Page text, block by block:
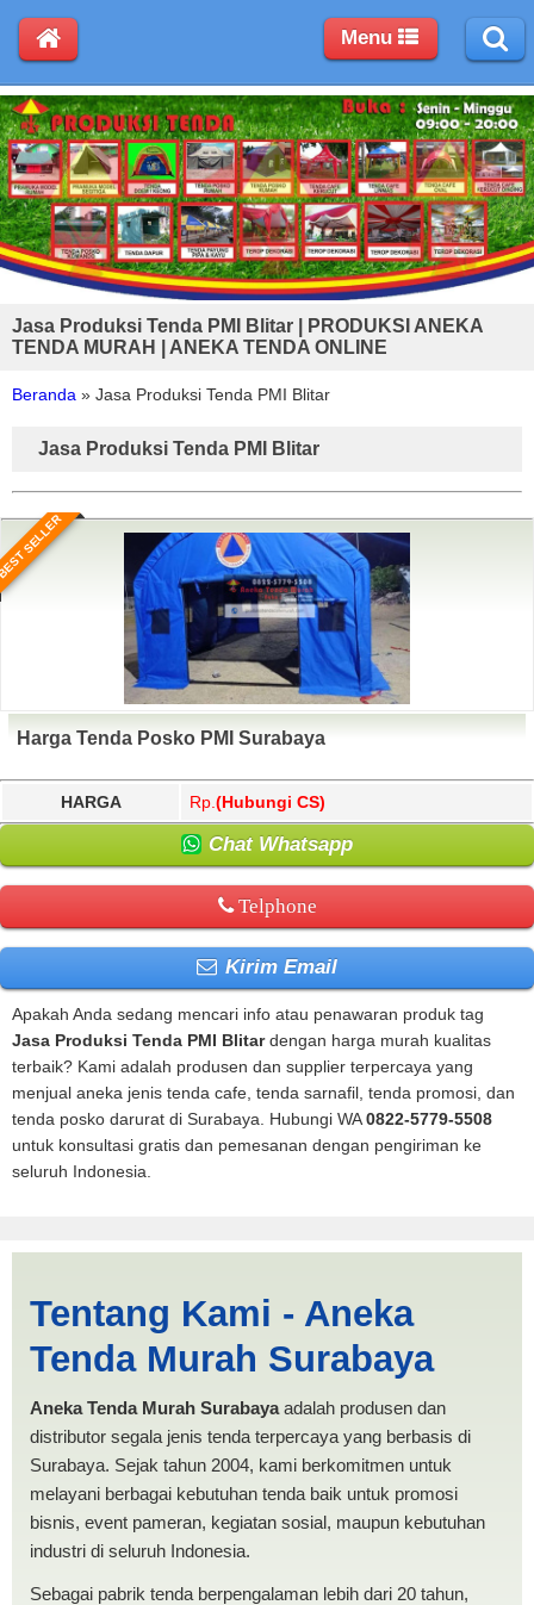
Jasa Produksi Tenda PMI Blitar | PRODUKSI ANEKA
TENDA MURAH | ANEKA TENDA ONLINE
Beranda » Jasa Produksi Tenda PMI Blitar
Jasa Produksi Tenda PMI Blitar
SELLER
Harga Tenda Posko PMI Surabaya
HARGA Rp. (Hubungi CS)
Chat Whatsapp
Telphone
Kirim Email
Apakah Anda sedang mencari info atau penawaran produk tag
Jasa Produksi Tenda PMI Blitardengan harga murah kualitas
terbaik? Kami adalah produsen dan supplier terpercaya yang
menjual aneka jenis tenda cafe, tenda sarnafil, tenda promosi, dan
tenda posko darurat di Surabaya. Hubungi WA0822-5779-5508
untuk konsultasi gratis dan pemesanan dengan pengiriman ke
seluruh Indonesia.
Blitar | PRODUKSI ANEKA
TENDA MURAH
Tentang Kami - Aneka
Tenda Murah Surabaya
Aneka Tenda Murah Surabayaadalah produsen dan
distributor segala jenis tenda terpercaya yang berbasis di
Surabaya. Sejak tahun 2004, kami berkomitmen untuk
melayani berbagai kebutuhan tenda baik untuk promosi
bisnis, event pameran, kegiatan sosial, maupun kebutuhan
industri di seluruh Indonesia.
Sebagai pabrik tenda berpengalaman lebih dari 20 tahun,
Menu